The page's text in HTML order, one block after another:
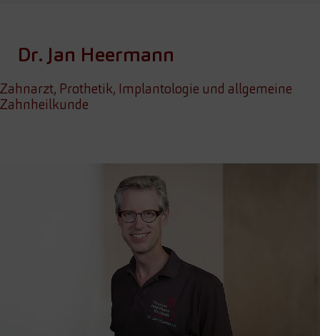
Dr. Jan Heermann
Zahnarzt, Prothetik, Implantologie und allgemeine
Zahnheilkunde